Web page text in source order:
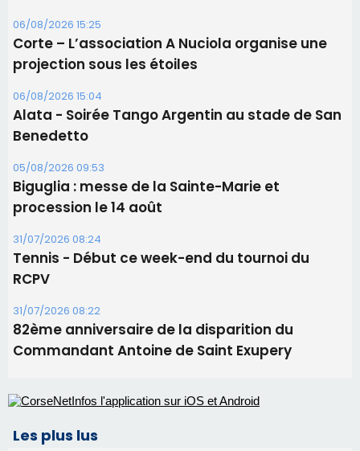
05/08/2026 09:53
Biguglia : messe de la Sainte-Marie et
procession le 14 août
31/07/2026 08:24
Tennis - Début ce week-end du tournoi du
RCPV
31/07/2026 08:22
82ème anniversaire de la disparition du
Commandant Antoine de Saint Exupery
Les plus lus
Satine Nomary est la nouvelle Miss Corse 2026
Éclipse du 12 août : la Corse aux premières loges
d'un spectacle qui ne reviendra pas avant 2081
avant le concert de Mosimann
consommation en recul dans les restaurants